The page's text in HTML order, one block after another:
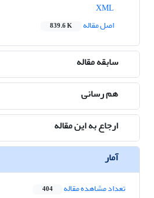
اصل مقاله
839.6 K
سابقه مقاله
هم رسانی
ارجاع به این مقاله
آمار
تعداد مشاهده مقاله 404